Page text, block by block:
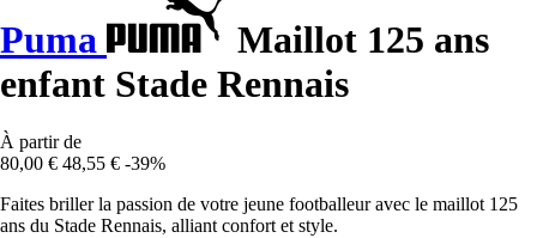
Puma
Maillot 125 ans
enfant Stade Rennais
À partir de
80,00 € 48,55 € -39%
Faites briller la passion de votre jeune footballeur avec le maillot 125
ans du Stade Rennais, alliant confort et style.